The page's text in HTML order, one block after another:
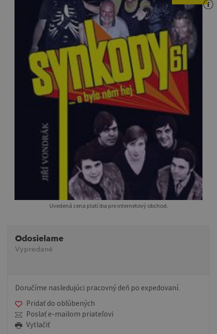
Uvedená cena platí iba pre internetový obchod.
Odosielame
Vypredané
Doručíme nasledujúci pracovný deň po expedovaní.
Pridať do obľúbených
Poslať e-mailom priateľovi
Vytlačiť